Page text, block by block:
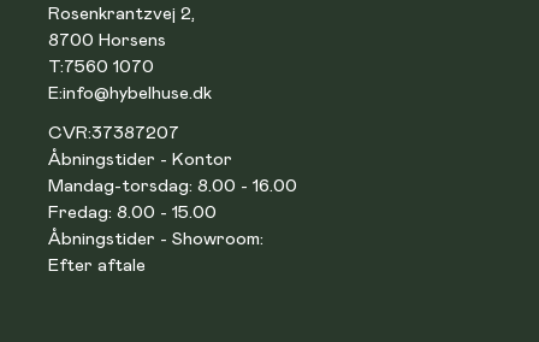
Rosenkrantzvej 2,
8700 Horsens
T:7560 1070
E:info@hybelhuse.dk
CVR:37387207
Åbningstider - Kontor
Mandag-torsdag: 8.00 - 16.00
Fredag: 8.00 - 15.00
Åbningstider - Showroom:
Efter aftale